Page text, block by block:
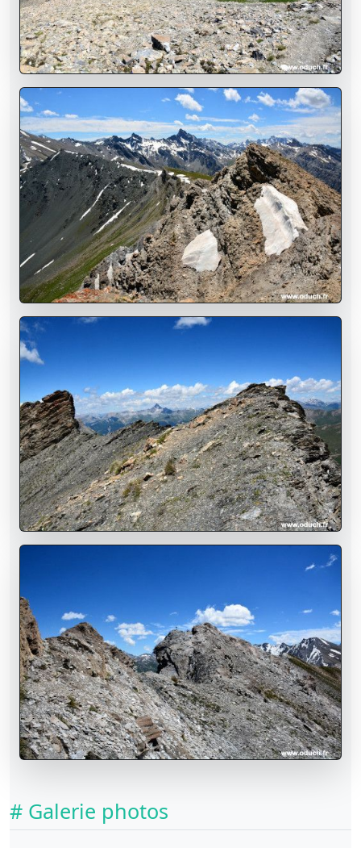
# Galerie photos